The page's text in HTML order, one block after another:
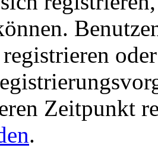
Zeitpunkt
.